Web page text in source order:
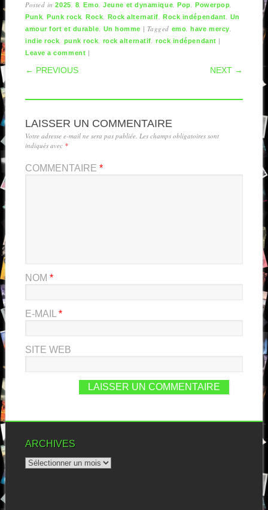
Posted in2025 8 ,Emo ,Jeune et dynamique ,Pop Powerpop
Punk ,Punk rock ,Rock Rock alternatif Rock indépendant
Un
amour fort et durable
Un homme | Tagged emo ,have mercy
indie rock punk rock rock alternatif rock indépendant |
Leave a comment |
POST NAVIGATION
← PREVIOUS NEXT →
LAISSER UN COMMENTAIRE
Votre adresse e-mail ne sera pas publiée. Les champs obligatoires sont
indiqués avec *
COMMENTAIRE *
NOM *
E-MAIL *
SITE WEB
ARCHIVES